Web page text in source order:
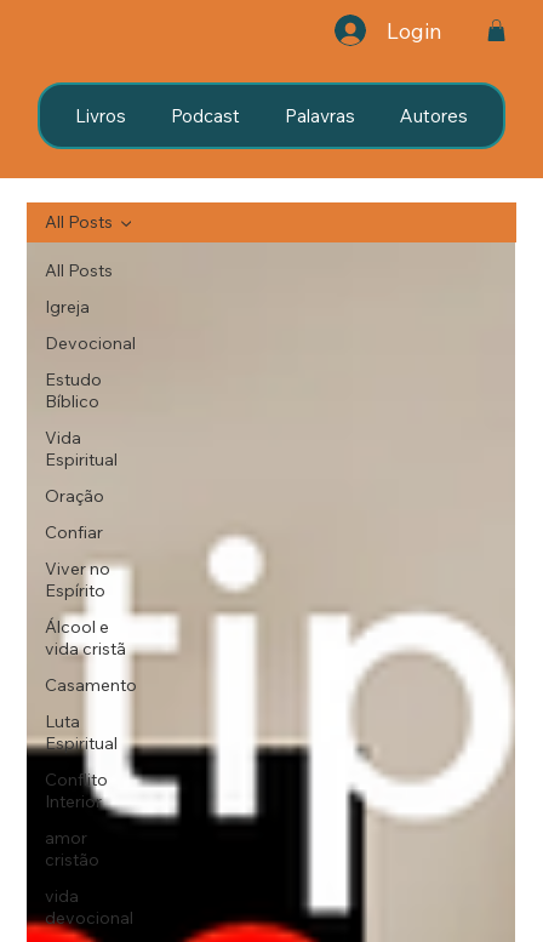
Livros Podcast Palavras Autores
Login
All Posts
Igreja
Devocional
Estudo
Bíblico
Vida
Espiritual
Oração
Confiar
Viver no
Espírito
Álcool e
vida cristã
Casamento
Luta
Espiritual
Conflito
Interior
amor
cristão
vida
devocional
All Posts